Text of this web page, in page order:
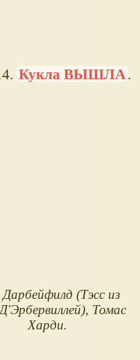
Дарбейфилд (Тэсс из
Томас
Харди.
Кукла ВЫШЛА .